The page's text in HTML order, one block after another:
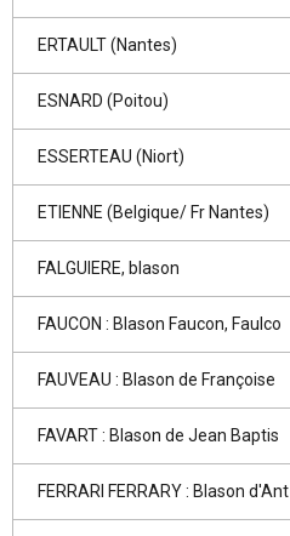
ERTAULT (Nantes)
ESNARD (Poitou)
ESSERTEAU (Niort)
ETIENNE (Belgique/ Fr Nantes)
FALGUIERE, blason
FAUCON : Blason Faucon, Faulco
FAUVEAU : Blason de Françoise
FAVART : Blason de Jean Baptis
FERRARI FERRARY : Blason d'Ant